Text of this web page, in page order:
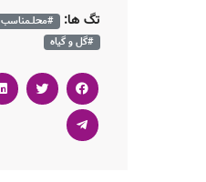
تگ ها: #محلـمناسب
#گل و گیاه